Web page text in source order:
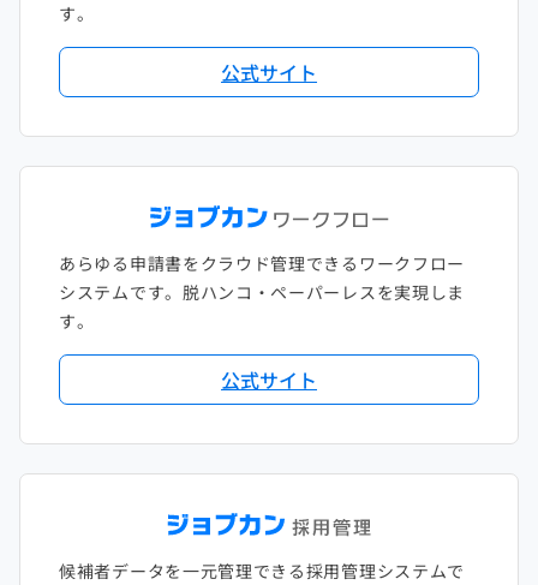
す。
公式サイト
あらゆる申請書をクラウド管理できるワークフロー
システムです。脱ハンコ・ペーパーレスを実現しま
す。
公式サイト
候補者データを一元管理できる採用管理システムで